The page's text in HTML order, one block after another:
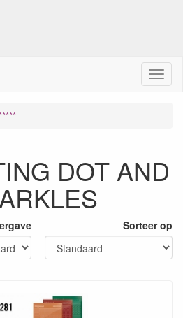
M
e
DOT AND
Sorteer op